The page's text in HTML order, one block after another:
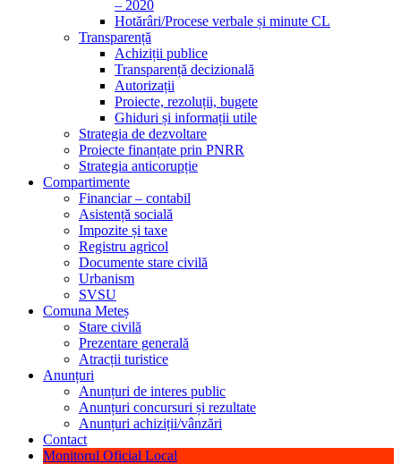
– 2020
Hotărâri/Procese verbale și minute CL
Transparență
Achiziții publice
Transparență decizională
Autorizații
Proiecte, rezoluții, bugete
Ghiduri și informații utile
Strategia de dezvoltare
Proiecte finanțate prin PNRR
Strategia anticorupție
Compartimente
Financiar – contabil
Asistență socială
Impozite și taxe
Registru agricol
Documente stare civilă
Urbanism
SVSU
Comuna Meteș
Stare civilă
Prezentare generală
Atracții turistice
Anunțuri
Anunțuri de interes public
Anunțuri concursuri și rezultate
Anunțuri achiziții/vânzări
Contact
Monitorul Oficial Local